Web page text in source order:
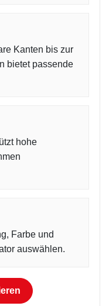
Kanten bis zur
bietet passende
hohe
Farbe und
auswählen.